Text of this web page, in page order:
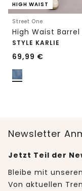
HIGH WAIST
Street One
STYLE KARLIE
69,99 €
Newsletter
Jetzt Teil der
Bleibe mit
Von aktuellen